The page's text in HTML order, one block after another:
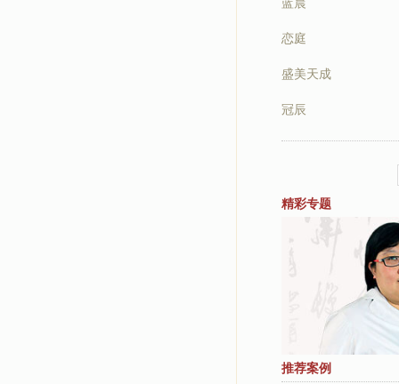
恋庭
盛美天成
冠辰
精彩专题
推荐案例